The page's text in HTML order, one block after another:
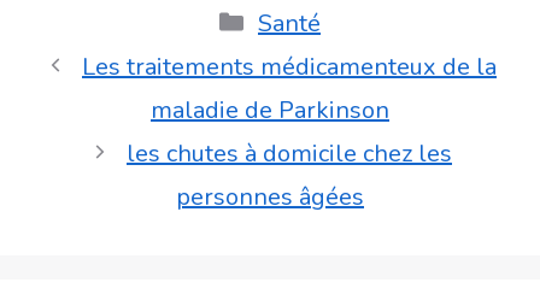
Catégories
Santé
Les traitements médicamenteux de la
maladie de Parkinson
les chutes à domicile chez les
personnes âgées